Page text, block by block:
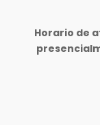
Horario de